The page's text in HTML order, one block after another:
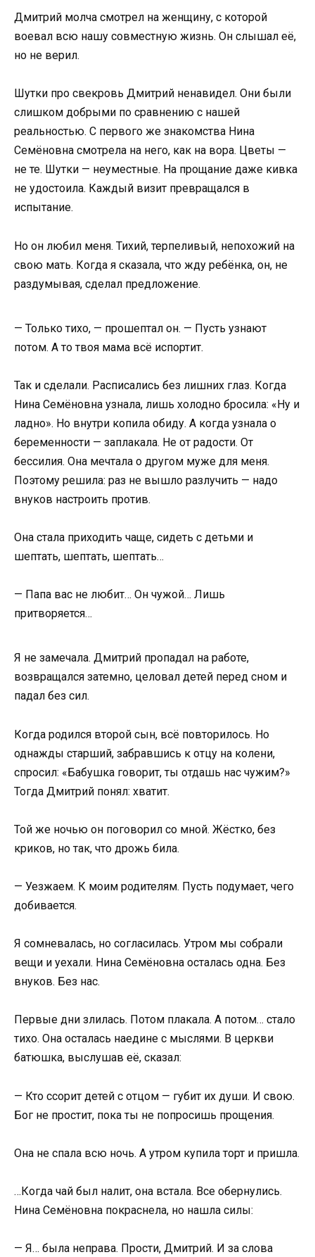
Дмитрий молча смотрел на женщину, с которой
воевал всю нашу совместную жизнь. Он слышал её,
но не верил.
Шутки про свекровь Дмитрий ненавидел. Они были
слишком добрыми по сравнению с нашей
реальностью. С первого же знакомства Нина
Семёновна смотрела на него, как на вора. Цветы —
не те. Шутки — неуместные. На прощание даже кивка
не удостоила. Каждый визит превращался в
испытание.
Но он любил меня. Тихий, терпеливый, непохожий на
свою мать. Когда я сказала, что жду ребёнка, он, не
раздумывая, сделал предложение.
— Только тихо, — прошептал он. — Пусть узнают
потом. А то твоя мама всё испортит.
Так и сделали. Расписались без лишних глаз. Когда
Нина Семёновна узнала, лишь холодно бросила: «Ну и
ладно». Но внутри копила обиду. А когда узнала о
беременности — заплакала. Не от радости. От
бессилия. Она мечтала о другом муже для меня.
Поэтому решила: раз не вышло разлучить — надо
внуков настроить против.
Она стала приходить чаще, сидеть с детьми и
шептать, шептать, шептать…
— Папа вас не любит… Он чужой… Лишь
притворяется…
Я не замечала. Дмитрий пропадал на работе,
возвращался затемно, целовал детей перед сном и
падал без сил.
Когда родился второй сын, всё повторилось. Но
однажды старший, забравшись к отцу на колени,
спросил: «Бабушка говорит, ты отдашь нас чужим?»
Тогда Дмитрий понял: хватит.
Той же ночью он поговорил со мной. Жёстко, без
криков, но так, что дрожь била.
— Уезжаем. К моим родителям. Пусть подумает, чего
добивается.
Я сомневалась, но согласилась. Утром мы собрали
вещи и уехали. Нина Семёновна осталась одна. Без
внуков. Без нас.
Первые дни злилась. Потом плакала. А потом… стало
тихо. Она осталась наедине с мыслями. В церкви
батюшка, выслушав её, сказал:
— Кто ссорит детей с отцом — губит их души. И свою.
Бог не простит, пока ты не попросишь прощения.
Она не спала всю ночь. А утром купила торт и пришла.
…Когда чай был налит, она встала. Все обернулись.
Нина Семёновна покраснела, но нашла силы:
— Я… была неправа. Прости, Дмитрий. И за слова